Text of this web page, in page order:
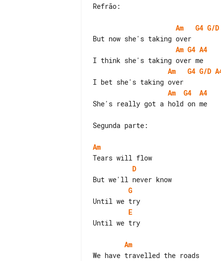
Refrão:
Am G4 G/D
Am G4 A4
Am
G4 G/D
Am
G4
A4
She's really got a hold on me
Segunda parte:
Am
D
G
E
Until we try
Am